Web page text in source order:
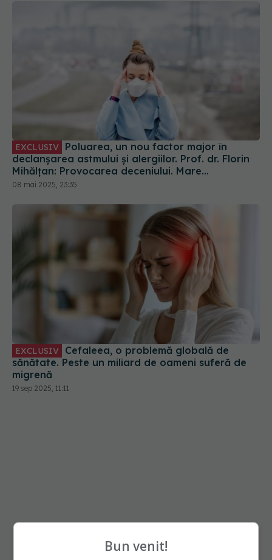
EXCLUSIV
declanșarea astmului și alergiilor. Prof. dr. Florin
Mihălțan: Provocarea deceniului. Mare
amenințare
08 mai 2025, 23:35
EXCLUSIV
sănătate. Peste un miliard de oameni suferă de
migrenă
19 sep 2025, 11:11
Bun venit!